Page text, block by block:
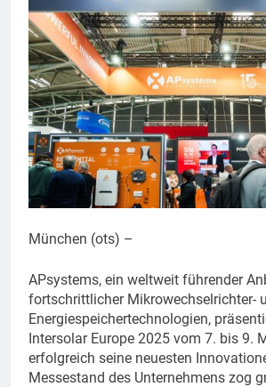
München (ots) –
APsystems, ein weltweit führender
fortschrittlicher Mikrowechselrichter-
Energiespeichertechnologien,
Intersolar Europe 2025 vom 7. bis 9.
erfolgreich seine neuesten
Messestand des Unternehmens zog